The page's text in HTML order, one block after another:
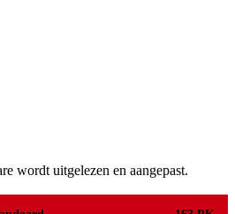
wordt uitgelezen en aangepast.